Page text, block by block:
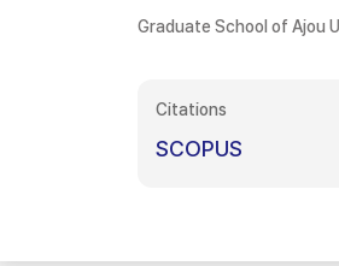
Graduate School of Ajou
Citations
SCOPUS